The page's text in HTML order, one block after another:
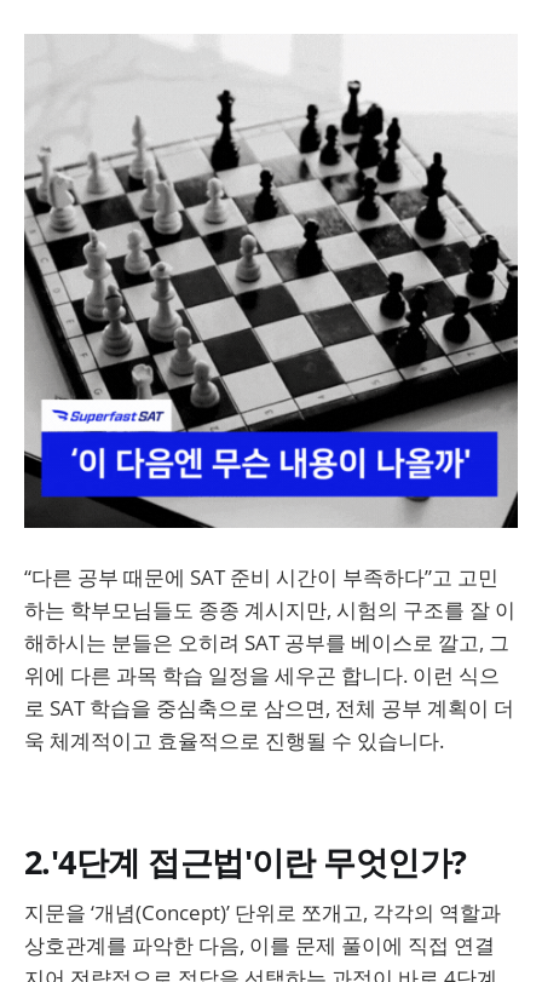
“다른 공부 때문에 SAT 준비 시간이 부족하다”고 고민
하는 학부모님들도 종종 계시지만, 시험의 구조를 잘 이
해하시는 분들은 오히려 SAT 공부를 베이스로 깔고, 그
위에 다른 과목 학습 일정을 세우곤 합니다. 이런 식으
로 SAT 학습을 중심축으로 삼으면, 전체 공부 계획이 더
욱 체계적이고 효율적으로 진행될 수 있습니다.
2.'4단계 접근법'이란 무엇인가?
지문을 ‘개념(Concept)’ 단위로 쪼개고, 각각의 역할과
상호관계를 파악한 다음, 이를 문제 풀이에 직접 연결